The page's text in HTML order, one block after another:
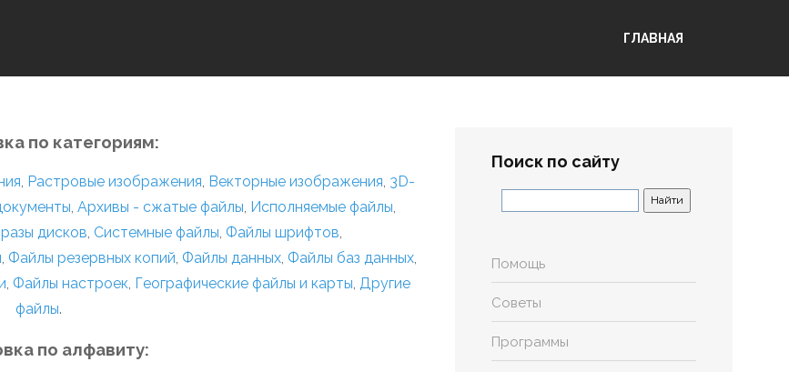
ГЛАВНАЯ
по категориям:
, Растровые изображения, Векторные изображения, 3D-
, Архивы - сжатые файлы, Исполняемые файлы,
дисков, Системные файлы, Файлы шрифтов,
, Файлы резервных копий, Файлы данных, Файлы баз данных,
, Файлы настроек, Географические файлы и карты, Другие
файлы.
по алфавиту:
Поиск по сайту
Помощь
Советы
Программы